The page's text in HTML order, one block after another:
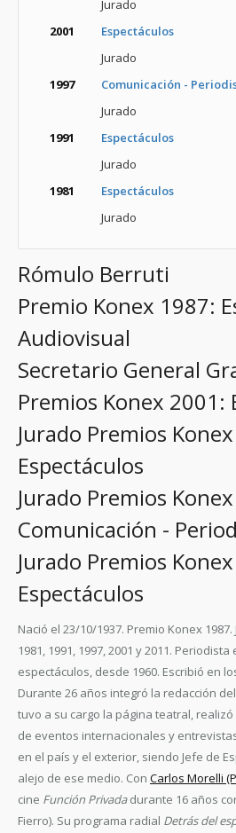
Jurado
2001
Espectáculos
Jurado
1997
Comunicación -
Jurado
1991
Espectáculos
Jurado
1981
Espectáculos
Jurado
Rómulo Berruti
Premio Konex 1987:
Audiovisual
Secretario General
Premios Konex 2001:
Jurado Premios
Espectáculos
Jurado Premios
Comunicación -
Jurado Premios
Espectáculos
Nació el 23/10/1937. Premio Konex
1981, 1991, 1997, 2001 y 2011.
espectáculos, desde 1960. Escribió en
Durante 26 años integró la redacción
tuvo a su cargo la página teatral,
de eventos internacionales y
en el país y el exterior, siendo Jefe de
alejo de ese medio. Con Carlos Morelli
cine Función Privadadurante 16 años
Fierro). Su programa radial Detrás del